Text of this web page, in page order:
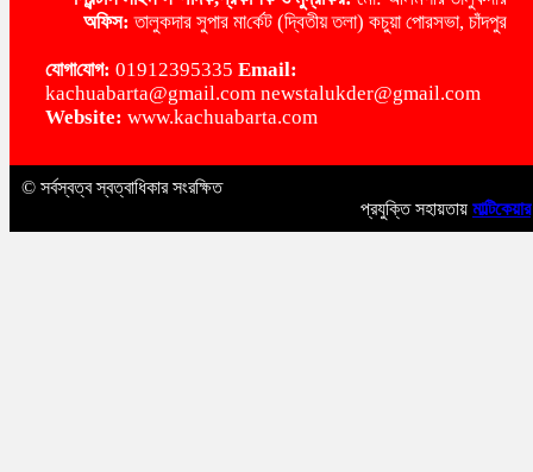
অ‌ফিস:তালুকদার সুপার মা‌র্কেট (দ্বিতীয় তলা) কচুয়া পোরসভা, চাঁদপুর
‌যোগা‌যোগ: 01912395335 Email:
kachuabarta@gmail.com newstalukder@gmail.com
Website: www.kachuabarta.com
© সর্বস্বত্ব স্বত্বাধিকার সংরক্ষিত
প্রযুক্তি সহায়তায় মাল্টিকেয়ার